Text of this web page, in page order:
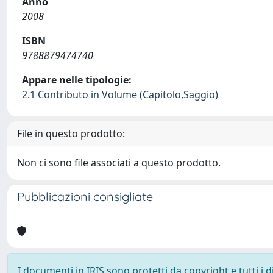
2008
ISBN
9788879474740
Appare nelle tipologie:
2.1 Contributo in Volume (Capitolo,Saggio)
File in questo prodotto:
Non ci sono file associati a questo prodotto.
Pubblicazioni consigliate